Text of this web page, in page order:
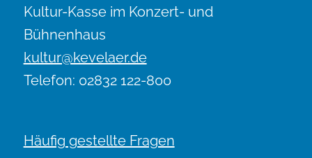
Kultur-Kasse im Konzert- und
Bühnenhaus
kultur@kevelaer.de
Telefon: 02832 122-800
Häufig gestellte Fragen